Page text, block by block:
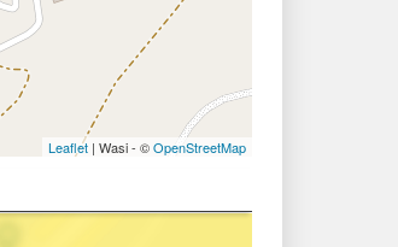
Leaflet | Wasi - ©OpenStreetMap